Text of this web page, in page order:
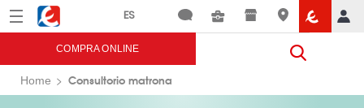
Menú Eroski
COMPRA ONLINE
Home Consultorio matrona